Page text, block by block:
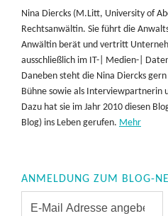
Nina Diercks (M.Litt, University of
Rechtsanwältin. Sie führt die
Anwältin berät und vertritt
ausschließlich im IT-| Medien-|
Daneben steht die Nina Diercks
Bühne sowie als Interviewpartnerin
Dazu hat sie im Jahr 2010 diesen
Blog) ins Leben gerufen. Mehr
ANMELDUNG ZUM BLOG-